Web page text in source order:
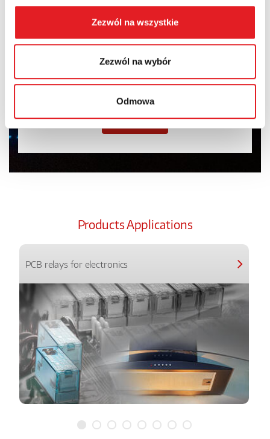
Zezwól na wszystkie
Zezwól na wybór
Odmowa
in thePrivacy Policy*
Products Applications
PCB relays for electronics